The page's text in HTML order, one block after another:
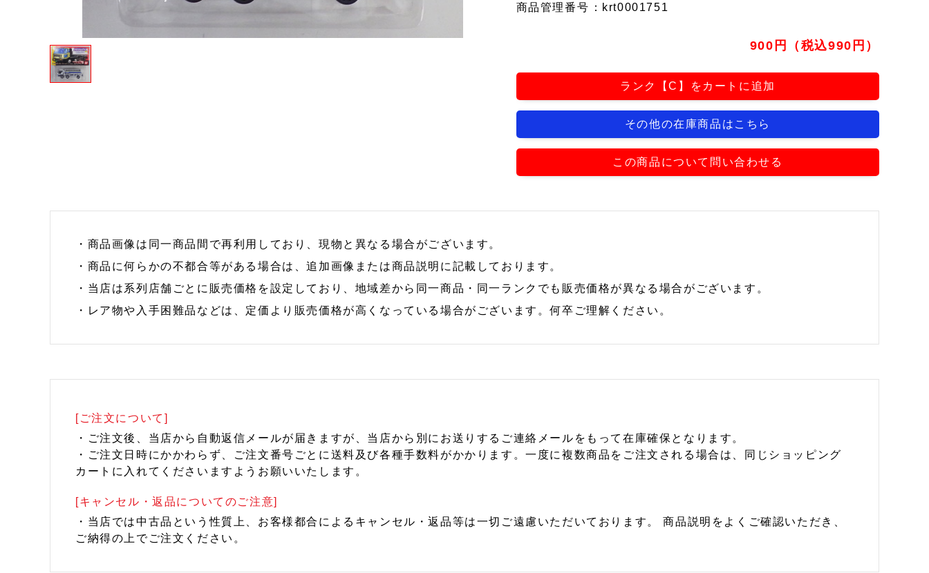
商品管理番号 ：krt0001751
900円（税込990円）
ランク【C】をカートに追加
その他の在庫商品はこちら
この商品について問い合わせる
・商品画像は同一商品間で再利用しており、現物と異なる場合がございます。
・商品に何らかの不都合等がある場合は、追加画像または商品説明に記載しております。
・当店は系列店舗ごとに販売価格を設定しており、地域差から同一商品・同一ランクでも販売価格が異なる場合がございます。
・レア物や入手困難品などは、定価より販売価格が高くなっている場合がございます。何卒ご理解ください。
[ご注文について]
・ご注文後、当店から自動返信メールが届きますが、当店から別にお送りするご連絡メールをもって在庫確保となります。
・ご注文日時にかかわらず、ご注文番号ごとに送料及び各種手数料がかかります。一度に複数商品をご注文される場合は、同じショッピング
カートに入れてくださいますようお願いいたします。
[キャンセル・返品についてのご注意]
・当店では中古品という性質上、お客様都合によるキャンセル・返品等は一切ご遠慮いただいております。 商品説明をよくご確認いただき、
ご納得の上でご注文ください。